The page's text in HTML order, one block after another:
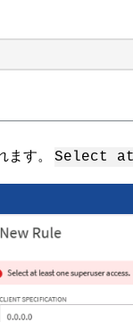
ます。 Select